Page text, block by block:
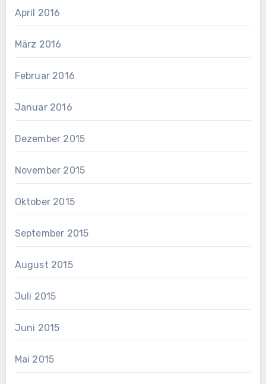
April 2016
März 2016
Februar 2016
Januar 2016
Dezember 2015
November 2015
Oktober 2015
September 2015
August 2015
Juli 2015
Juni 2015
Mai 2015